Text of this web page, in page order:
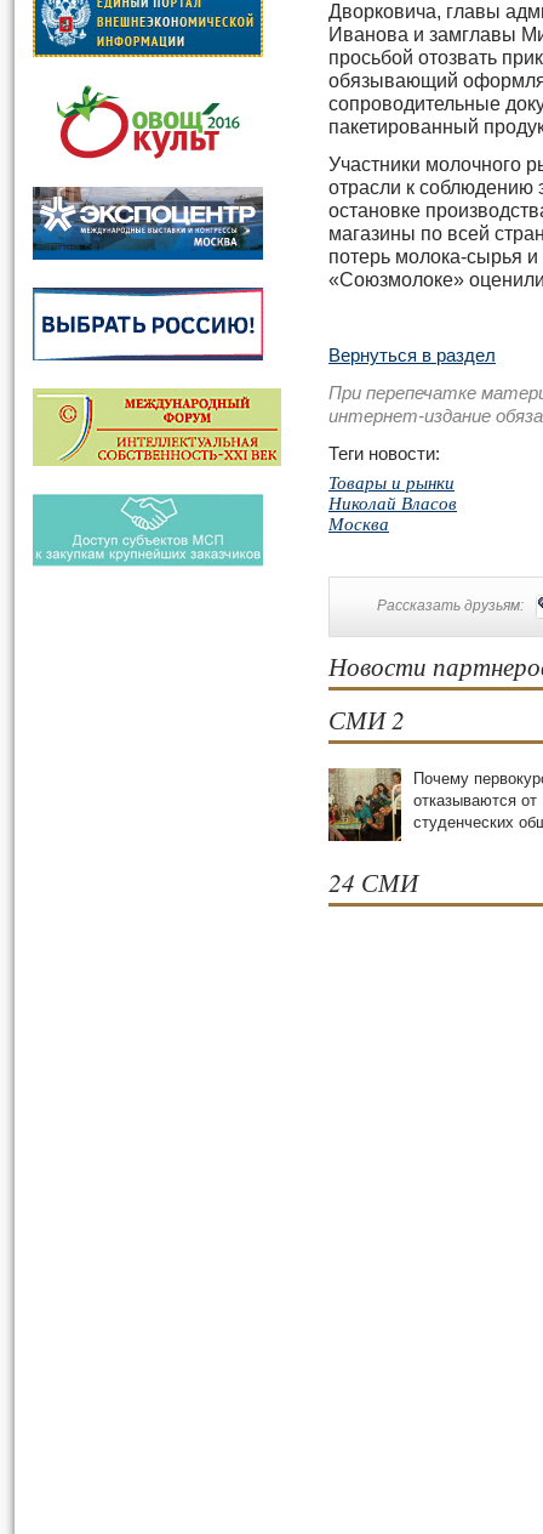
Дворковича, главы
Иванова и замглавы
просьбой отозвать
обязывающий
сопроводительные
пакетированный
Участники молочного
отрасли к соблюдению
остановке
магазины по всей
потерь молока-сырья
«Союзмолоке»
Вернуться в раздел
При перепечатке
интернет-издание
Теги новости:
Товары и рынки
Николай Власов
Москва
Рассказать друзьям:
Новости
СМИ 2
Почему
отказываются от
студенческих
24 СМИ